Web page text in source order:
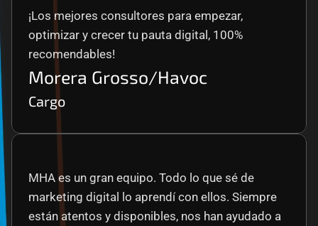
¡Los mejores consultores para empezar,
optimizar y crecer tu pauta digital, 100%
recomendables!
Morera Grosso/Havoc
Cargo
MHA es un gran equipo. Todo lo que sé de
marketing digital lo aprendí con ellos. Siempre
están atentos y disponibles, nos han ayudado a